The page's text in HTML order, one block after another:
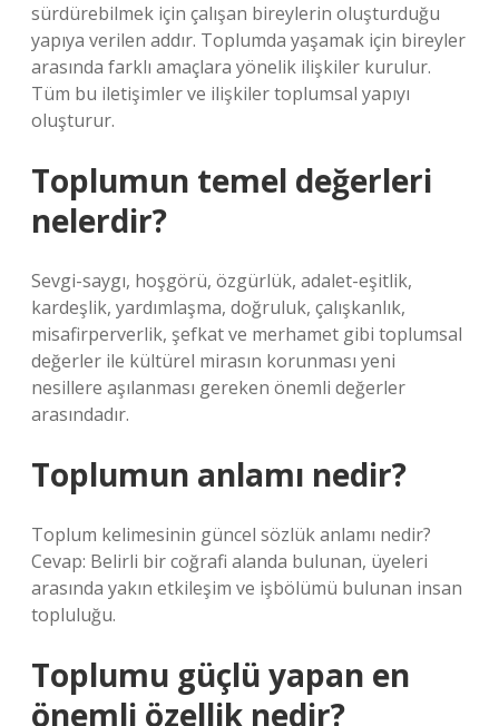
sürdürebilmek için çalışan bireylerin oluşturduğu
yapıya verilen addır. Toplumda yaşamak için bireyler
arasında farklı amaçlara yönelik ilişkiler kurulur.
Tüm bu iletişimler ve ilişkiler toplumsal yapıyı
oluşturur.
Toplumun temel değerleri
nelerdir?
Sevgi-saygı, hoşgörü, özgürlük, adalet-eşitlik,
kardeşlik, yardımlaşma, doğruluk, çalışkanlık,
misafirperverlik, şefkat ve merhamet gibi toplumsal
değerler ile kültürel mirasın korunması yeni
nesillere aşılanması gereken önemli değerler
arasındadır.
Toplumun anlamı nedir?
Toplum kelimesinin güncel sözlük anlamı nedir?
Cevap: Belirli bir coğrafi alanda bulunan, üyeleri
arasında yakın etkileşim ve işbölümü bulunan insan
topluluğu.
Toplumu güçlü yapan en
önemli özellik nedir?